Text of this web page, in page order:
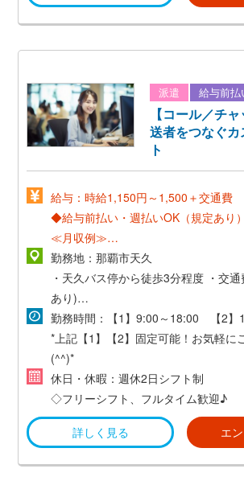
派遣 給与前払
【コール／チ
送者をつなぐ
ト
給与：時給1,150円～1,500＋交通費
◆給与前払い・週払いOK（規定あり）
≪月収例≫
時給1,150円×8H×21日+交通費＝20万
+.――゜+.――゜+.――゜+.――゜+.―
正社員登用後 ⇒ 年俸300万～540
※経験・能力を考慮し優遇（規定によ
勤務地：那覇市天久
・天久バス停から徒歩3分程度 ・交
あり)
・マイカー通勤可能！
勤務時間：【1】9:00～18:00 【2】
*上記【1】【2】固定可能！お気軽に
(^^)*
休日・休暇：週休2日シフト制
◇フリーシフト、フルタイム歓迎♪
詳しく見る エ